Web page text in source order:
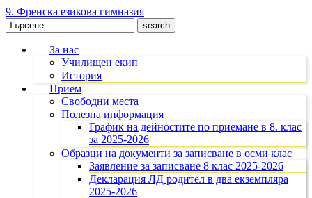
9. Френска езикова гимназия
Search
for:
За нас
Училищен екип
История
Прием
Свободни места
Полезна информация
График на дейностите по приемане в 8. клас
за 2025-2026
Образци на документи за записване в осми клас
Заявление за записване 8 клас 2025-2026
Декларация ЛД родител в два екземпляра
2025-2026